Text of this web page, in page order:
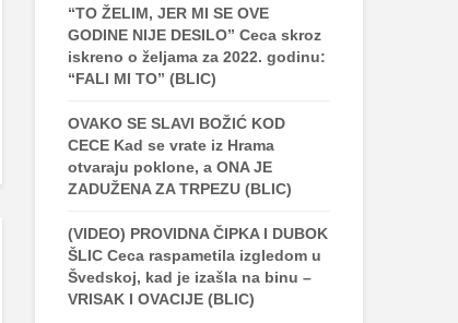
“TO ŽELIM, JER MI SE OVE
GODINE NIJE DESILO” Ceca skroz
iskreno o željama za 2022. godinu:
“FALI MI TO” (BLIC)
OVAKO SE SLAVI BOŽIĆ KOD
CECE Kad se vrate iz Hrama
otvaraju poklone, a ONA JE
ZADUŽENA ZA TRPEZU (BLIC)
(VIDEO) PROVIDNA ČIPKA I DUBOK
ŠLIC Ceca raspametila izgledom u
Švedskoj, kad je izašla na binu –
VRISAK I OVACIJE (BLIC)